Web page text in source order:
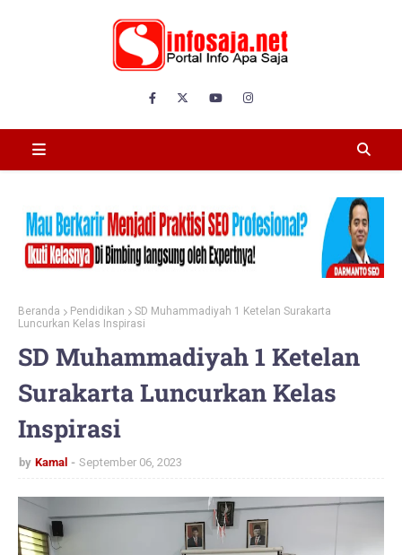
Beranda Pendidikan
SD Muhammadiyah 1 Ketelan Surakarta
Luncurkan Kelas Inspirasi
SD Muhammadiyah 1 Ketelan
Surakarta Luncurkan Kelas
Inspirasi
by Kamal September 06, 2023